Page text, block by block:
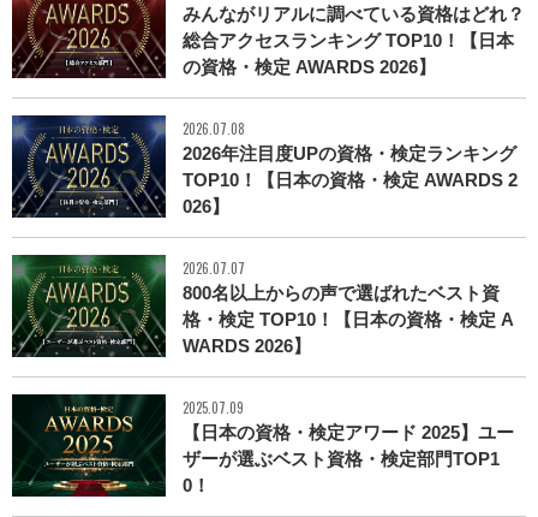
みんながリアルに調べている資格はどれ？
総合アクセスランキング TOP10！【日本
の資格・検定 AWARDS 2026】
2026.07.08
2026年注目度UPの資格・検定ランキング
TOP10！【日本の資格・検定 AWARDS 2
026】
2026.07.07
800名以上からの声で選ばれたベスト資
格・検定 TOP10！【日本の資格・検定 A
WARDS 2026】
2025.07.09
【日本の資格・検定アワード 2025】ユー
ザーが選ぶベスト資格・検定部門TOP1
0！